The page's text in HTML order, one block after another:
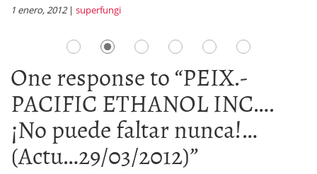
1 enero, 2012| superfungi
One response to “PEIX.-
PACIFIC ETHANOL INC….
¡No puede faltar nunca!…
(Actu…29/03/2012)”